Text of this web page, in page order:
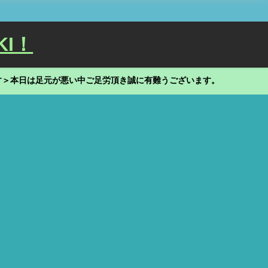
！
本日は足元が悪い中ご足労頂き誠に有難うございます。